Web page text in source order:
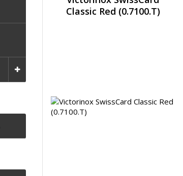
Classic Red (0.7100.T)